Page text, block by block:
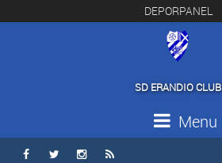
DEPORPANEL
SD ERANDIO CLUB
Menu
   